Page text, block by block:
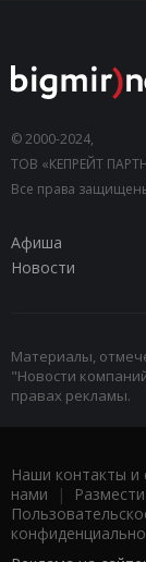
© 2000-2024,
ТОВ «КЕПРЕЙТ
Все права
Афиша
Новости
Материалы,
"Новости
правах рекламы.
Наши контакты и
нами |